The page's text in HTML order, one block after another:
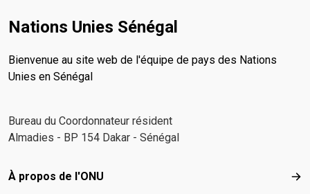
Nations Unies Sénégal
Bienvenue au site web de l'équipe de pays des Nations
Unies en Sénégal
Bureau du Coordonnateur résident
Almadies - BP 154 Dakar - Sénégal
Footer menu
À propos de l'ONU À